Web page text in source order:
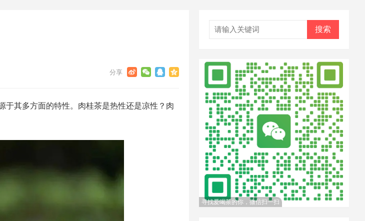
于其多方面的特性。肉桂茶是热性还是凉性？肉
搜索
寻找爱喝茶的你，微信扫一扫